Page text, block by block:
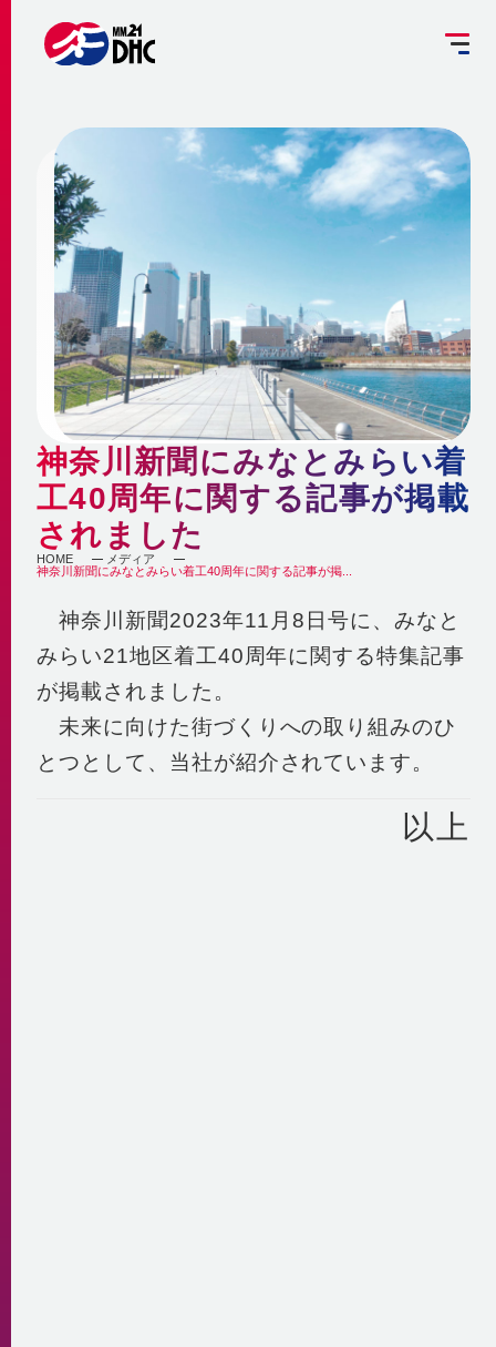
設備管理受託のご案内
お客さま専用ページ
大
INFORMATION
お知らせ
メディア
更新情報
熱供給
ご挨拶
みなとみらい21熱供給のサステナビリティ
脱炭素への取組み
脱炭素関連サービスの提供
最新鋭設備の導入
省エネ・省コストの両立
自社の取組み
BCP
非常時を含めた安定供給
BCP基本計画
地域への参画
教育機関との連携
事業概要 ～地域冷暖房とは～
地域冷暖房の仕組み
個別冷暖房との相違点
地域冷暖房の特性
街づくりへの貢献
経済性
環境性
みなとみらい21中央地区の地域冷暖房
供給エリア
供給設備
センタープラント
第3プラント
企業情報
会社概要
事業沿革
企業理念・行動指針
2030ビジョン
決算情報・熱販売状況
各種公開情報
建築物省エネ法
地球温暖化対策計画書
省エネ法 定期報告書・中長期計画書
メニューを閉じる
神奈川新聞にみなとみらい着
工40周年に関する記事が掲載
されました
HOME
メディア
神奈川新聞にみなとみらい着工40周年に関する記事が掲...
神奈川新聞2023年11月8日号に、みなと
みらい21地区着工40周年に関する特集記事
が掲載されました。
未来に向けた街づくりへの取り組みのひ
とつとして、当社が紹介されています。
以上